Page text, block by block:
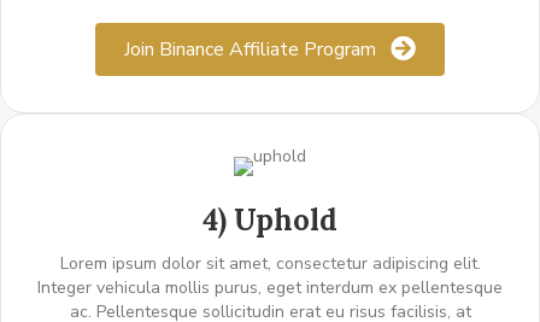
Join Binance Affiliate Program
4) Uphold
Lorem ipsum dolor sit amet, consectetur adipiscing elit.
Integer vehicula mollis purus, eget interdum ex pellentesque
ac. Pellentesque sollicitudin erat eu risus facilisis, at